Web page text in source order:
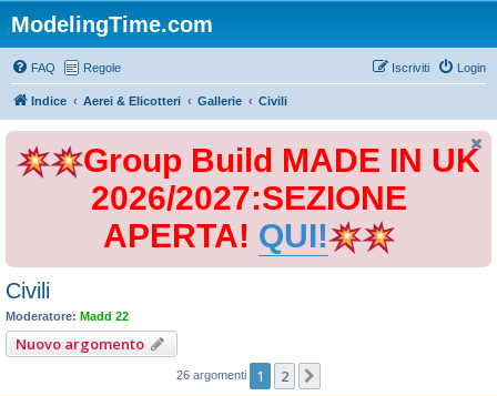
ModelingTime.com
FAQ Regole Login
Iscriviti
Indice Aerei & Elicotteri Gallerie Civili
Group Build MADE IN UK
2026/2027:SEZIONE
APERTA! QUI!
Civili
Moderatore: Madd 22
Nuovo argomento
26 argomenti 1 2